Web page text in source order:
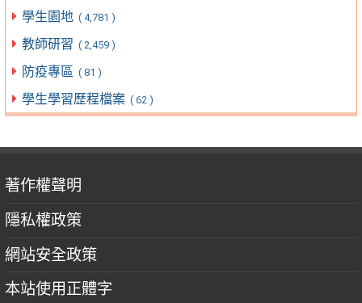
學生園地 ( 4,781 )
教師研習 ( 2,459 )
防疫專區 ( 81 )
學生學習歷程檔案 ( 62 )
著作權聲明
隱私權政策
網站安全政策
本站使用正體字